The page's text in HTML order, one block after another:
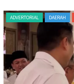
ADVERTORIAL DAERAH